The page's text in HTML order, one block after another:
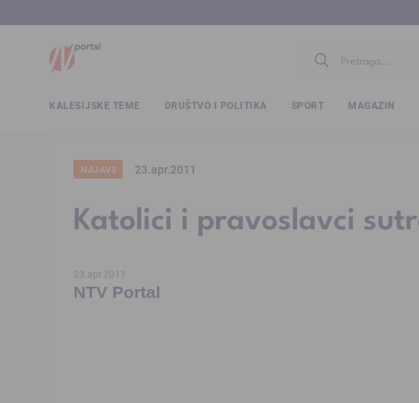
KALESIJSKE TEME DRUŠTVO I POLITIKA SPORT MAGAZIN
NAJAVE 23.apr.2011
Katolici i pravoslavci
23.apr.2011
NTV Portal